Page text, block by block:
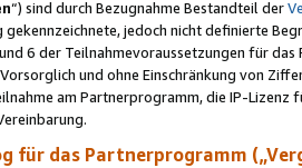
“) sind durch Bezugnahme Bestandteil der
jedoch nicht definierte
6 der Teilnahmevoraussetzungen für
und ohne Einschränkung von
am Partnerprogramm, die IP-
für das Partnerprogramm